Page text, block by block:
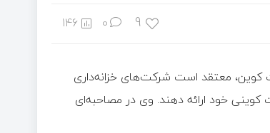
9
0
146
کوین، معتقد است شرکت‌های خزانه‌داری
کوینی خود ارائه دهند. وی در مصاحبه‌ای